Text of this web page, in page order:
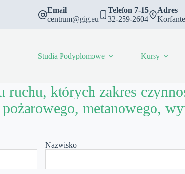
Email
centrum@gig.eu
Telefon 7-15
32-259-2604
Adres
Studia Podyplomowe Kursy
ruchu, których zakres
metanowego,
Nazwisko